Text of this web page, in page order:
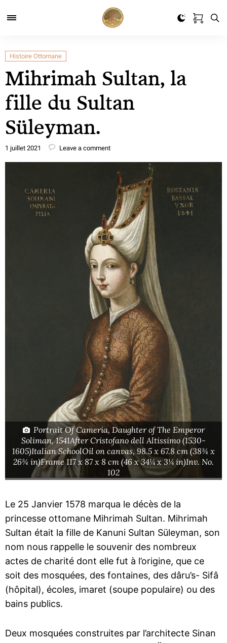
Histoire Ottomane
Mihrimah Sultan, la
fille du Sultan
Süleyman.
1 juillet 2021 Leave a comment
Portrait Of Cameria, Daughter of The Emperor
Soliman, 1541After Cristofano dell Altissimo (1530-
1605)Italian SchoolOil on canvas, 98.5 x 67.8 cm (38¾ x
26¾ in)Frame 117 x 87 x 8 cm (46 x 34¼ x 3¼ in)Inv. No.
102
Le 25 Janvier 1578 marqua le décès de la
princesse ottomane Mihrimah Sultan. Mihrimah
Sultan était la fille de Kanuni Sultan Süleyman, son
nom nous rappelle le souvenir des nombreux
actes de charité dont elle fut à l’origine, que ce
soit des mosquées, des fontaines, des dâru’s- Sifâ
(hôpital), écoles, imaret (soupe populaire) ou des
bains publics.
Deux mosquées construites par l’architecte Sinan